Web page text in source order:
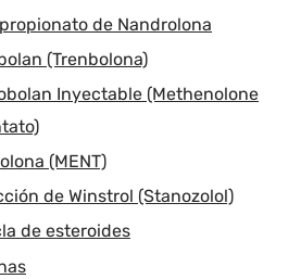
de Nandrolona
(Trenbolona)
Inyectable (Methenolone
(MENT)
de Winstrol (Stanozolol)
de esteroides